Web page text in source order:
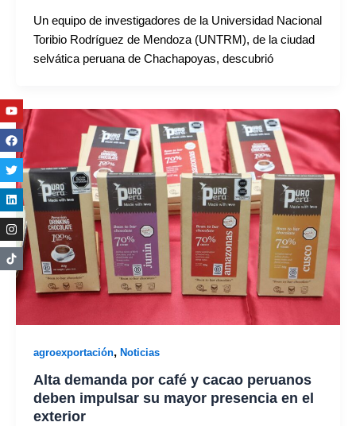
Un equipo de investigadores de la Universidad Nacional
Toribio Rodríguez de Mendoza (UNTRM), de la ciudad
selvática peruana de Chachapoyas, descubrió
agroexportación, Noticias
Alta demanda por café y cacao peruanos
deben impulsar su mayor presencia en el
exterior
Youtube
Facebook
Twitter
Linkedin
Instagram